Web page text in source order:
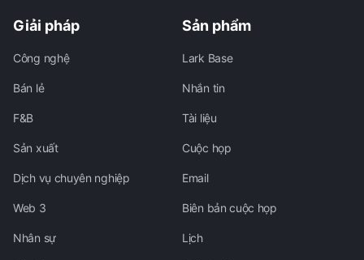
Giải pháp
Công nghệ
Bán lẻ
F&B
Sản xuất
Dịch vụ chuyên nghiệp
Web 3
Nhân sự
Sản phẩm
Lark Base
Nhắn tin
Tài liệu
Cuộc họp
Email
Biên bản cuộc họp
Lịch